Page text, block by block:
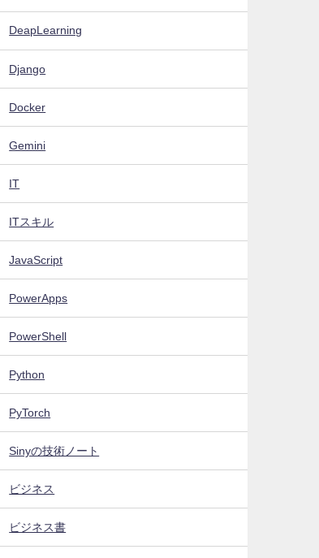
DeapLearning
Django
Docker
Gemini
IT
ITスキル
JavaScript
PowerApps
PowerShell
Python
PyTorch
Sinyの技術ノート
ビジネス
ビジネス書